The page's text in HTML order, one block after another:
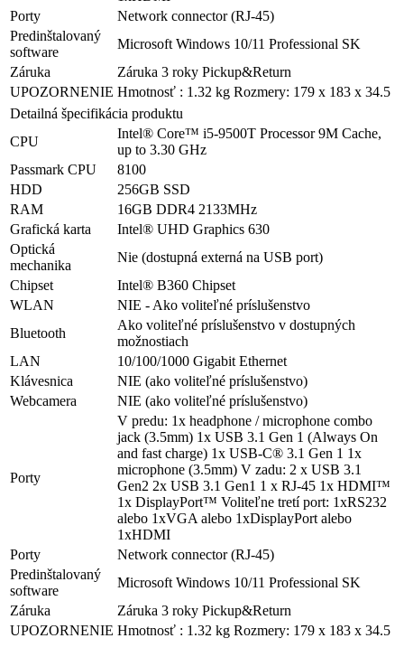
Porty
Network connector (RJ-45)
Predinštalovaný
software
Microsoft Windows 10/11 Professional SK
Záruka
Záruka 3 roky Pickup&Return
UPOZORNENIE Hmotnosť : 1.32 kg Rozmery: 179 x 183 x 34.5
Detailná špecifikácia produktu
CPU
Intel® Core™ i5-9500T Processor 9M Cache,
up to 3.30 GHz
Passmark CPU
8100
HDD
256GB SSD
RAM
16GB DDR4 2133MHz
Grafická karta
Intel® UHD Graphics 630
Optická
mechanika
Nie (dostupná externá na USB port)
Chipset
Intel® B360 Chipset
WLAN
NIE - Ako voliteľné príslušenstvo
Bluetooth
Ako voliteľné príslušenstvo v dostupných
možnostiach
LAN
10/100/1000 Gigabit Ethernet
Klávesnica
NIE (ako voliteľné príslušenstvo)
Webcamera
NIE (ako voliteľné príslušenstvo)
Porty
V predu: 1x headphone / microphone combo
jack (3.5mm) 1x USB 3.1 Gen 1 (Always On
and fast charge) 1x USB-C® 3.1 Gen 1 1x
microphone (3.5mm) V zadu: 2 x USB 3.1
Gen2 2x USB 3.1 Gen1 1 x RJ-45 1x HDMI™
1x DisplayPort™ Voliteľne tretí port: 1xRS232
alebo 1xVGA alebo 1xDisplayPort alebo
1xHDMI
Porty
Network connector (RJ-45)
Predinštalovaný
software
Microsoft Windows 10/11 Professional SK
Záruka
Záruka 3 roky Pickup&Return
UPOZORNENIE Hmotnosť : 1.32 kg Rozmery: 179 x 183 x 34.5